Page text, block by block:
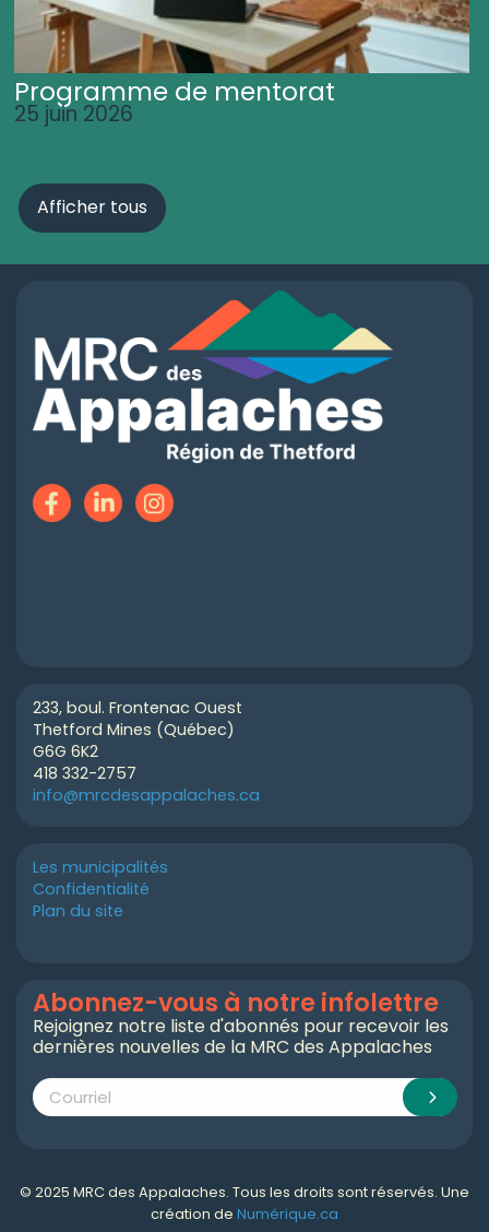
Programme de mentorat
25 juin 2026
Afficher tous
233, boul. Frontenac Ouest
Thetford Mines (Québec)
G6G 6K2
418 332-2757
info@mrcdesappalaches.ca
Les municipalités
Confidentialité
Plan du site
Abonnez-vous à notre infolettre
Rejoignez notre liste d'abonnés pour recevoir les
dernières nouvelles de la MRC des Appalaches
© 2025 MRC des Appalaches. Tous les droits sont réservés. Une
création de Numérique.ca